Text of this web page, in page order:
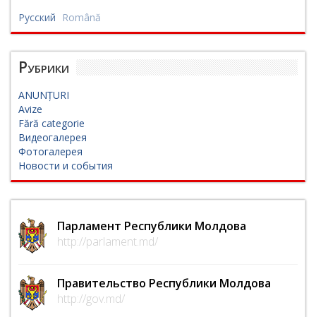
Русский Română
Рубрики
ANUNȚURI
Avize
Fără categorie
Видеогалерея
Фотогалерея
Новости и события
Парламент Республики Молдова
http://parlament.md/
Правительство Республики Молдова
http://gov.md/